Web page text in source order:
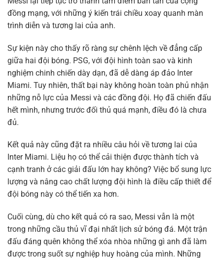
đồng mạng, với những ý kiến trái chiều xoay quanh màn
trình diễn và tương lai của anh.
Sự kiện này cho thấy rõ ràng sự chênh lệch về đẳng cấp
giữa hai đội bóng. PSG, với đội hình toàn sao và kinh
nghiệm chinh chiến dày dạn, đã dễ dàng áp đảo Inter
Miami. Tuy nhiên, thất bại này không hoàn toàn phủ nhận
những nỗ lực của Messi và các đồng đội. Họ đã chiến đấu
hết mình, nhưng trước đối thủ quá mạnh, điều đó là chưa
đủ.
Kết quả này cũng đặt ra nhiều câu hỏi về tương lai của
Inter Miami. Liệu họ có thể cải thiện được thành tích và
cạnh tranh ở các giải đấu lớn hay không? Việc bổ sung lực
lượng và nâng cao chất lượng đội hình là điều cấp thiết để
đội bóng này có thể tiến xa hơn.
Cuối cùng, dù cho kết quả có ra sao, Messi vẫn là một
trong những cầu thủ vĩ đại nhất lịch sử bóng đá. Một trận
đấu đáng quên không thể xóa nhòa những gì anh đã làm
được trong suốt sự nghiệp huy hoàng của mình. Những